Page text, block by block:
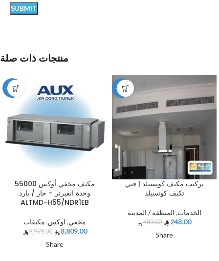
منتجات ذات صلة
-12%
مكيف مخفي أوكس 55000
وحدة انفيرتر – حار / بارد
ALTMD-H55/NDR1EB
مخفي, اوكس, مكيفات
9,999.00
8,809.00
Share
-49%
تركيب مكيف كونسيلد | فني
تكيف كونسيلد
الخدمات, المنطقة / المدينة
483.00
248.00
Share